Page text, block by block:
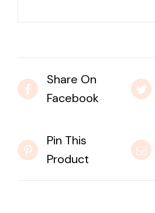
Share On
Facebook
Pin This
Product